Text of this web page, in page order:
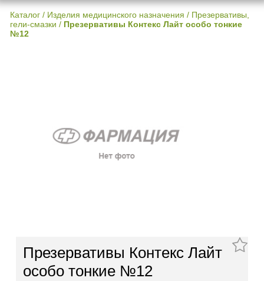
Каталог / Изделия медицинского назначения / Презервативы,
гели-смазки / Презервативы Контекс Лайт особо тонкие
№12
Презервативы Контекс Лайт
особо тонкие №12